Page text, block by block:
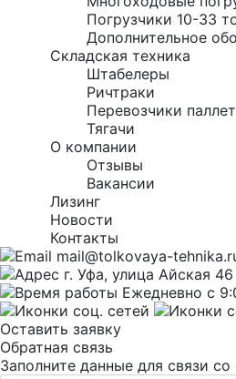
Погрузчики 10-33
Дополнительное
Складская техника
Штабелеры
Ричтраки
Перевозчики паллет
Тягачи
О компании
Отзывы
Вакансии
Лизинг
Новости
Контакты
mail@tolkovaya-
г. Уфа, улица Айская 46
Ежедневно с
Оставить заявку
Обратная связь
Заполните данные для связи